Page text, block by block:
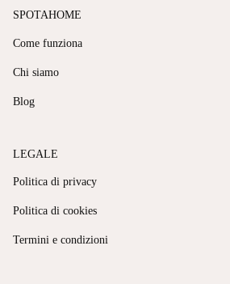
SPOTAHOME
Come funziona
Chi siamo
Blog
LEGALE
Politica di privacy
Politica di cookies
Termini e condizioni